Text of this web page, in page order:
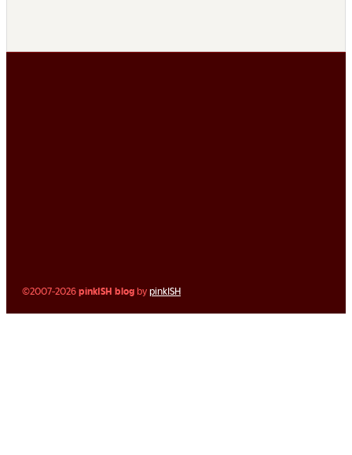
©2007-2026pinkISH blog bypinkISH